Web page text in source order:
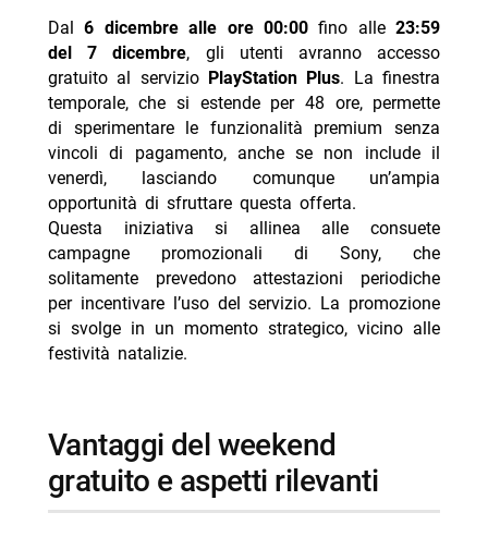
Dal6 dicembre alle ore 00:00fino alle23:59
del 7 dicembre, gli utenti avranno accesso
gratuito al servizio PlayStation Plus. La finestra
temporale, che si estende per 48 ore, permette
di sperimentare le funzionalità premium senza
vincoli di pagamento, anche se non include il
venerdì, lasciando comunque un’ampia
opportunità di sfruttare questa offerta.
Questa iniziativa si allinea alle consuete
campagne promozionali di Sony, che
solitamente prevedono attestazioni periodiche
per incentivare l’uso del servizio. La promozione
si svolge in un momento strategico, vicino alle
festività natalizie.
vantaggi del weekend
gratuito e aspetti rilevanti